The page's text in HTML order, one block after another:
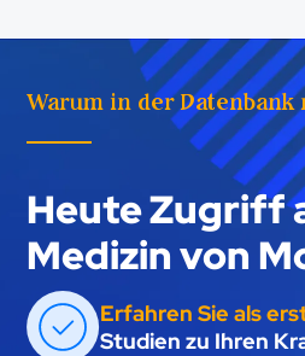
Warum in der
Heute Zugriff
Medizin von
Erfahren Sie als
Studien zu Ihren